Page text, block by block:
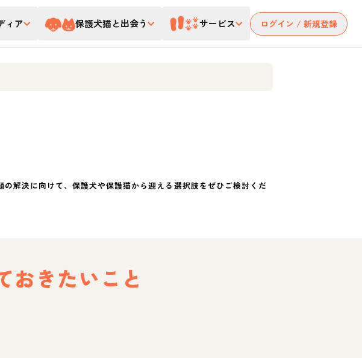
ィア 保護犬猫と出会う サービス ログイン / 新規登録
解決に向けて、保護犬や保護猫から迎える選択肢をぜひご検討くだ
おきたいこと